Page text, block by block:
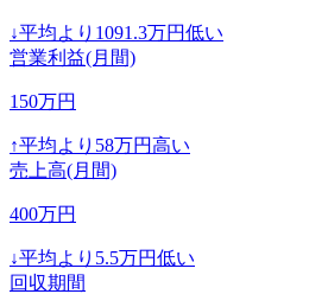
↓平均より 1091.3万円低い
営業利益(月間)
150万円
↑平均より 58万円高い
売上高(月間)
400万円
↓平均より 5.5万円低い
回収期間